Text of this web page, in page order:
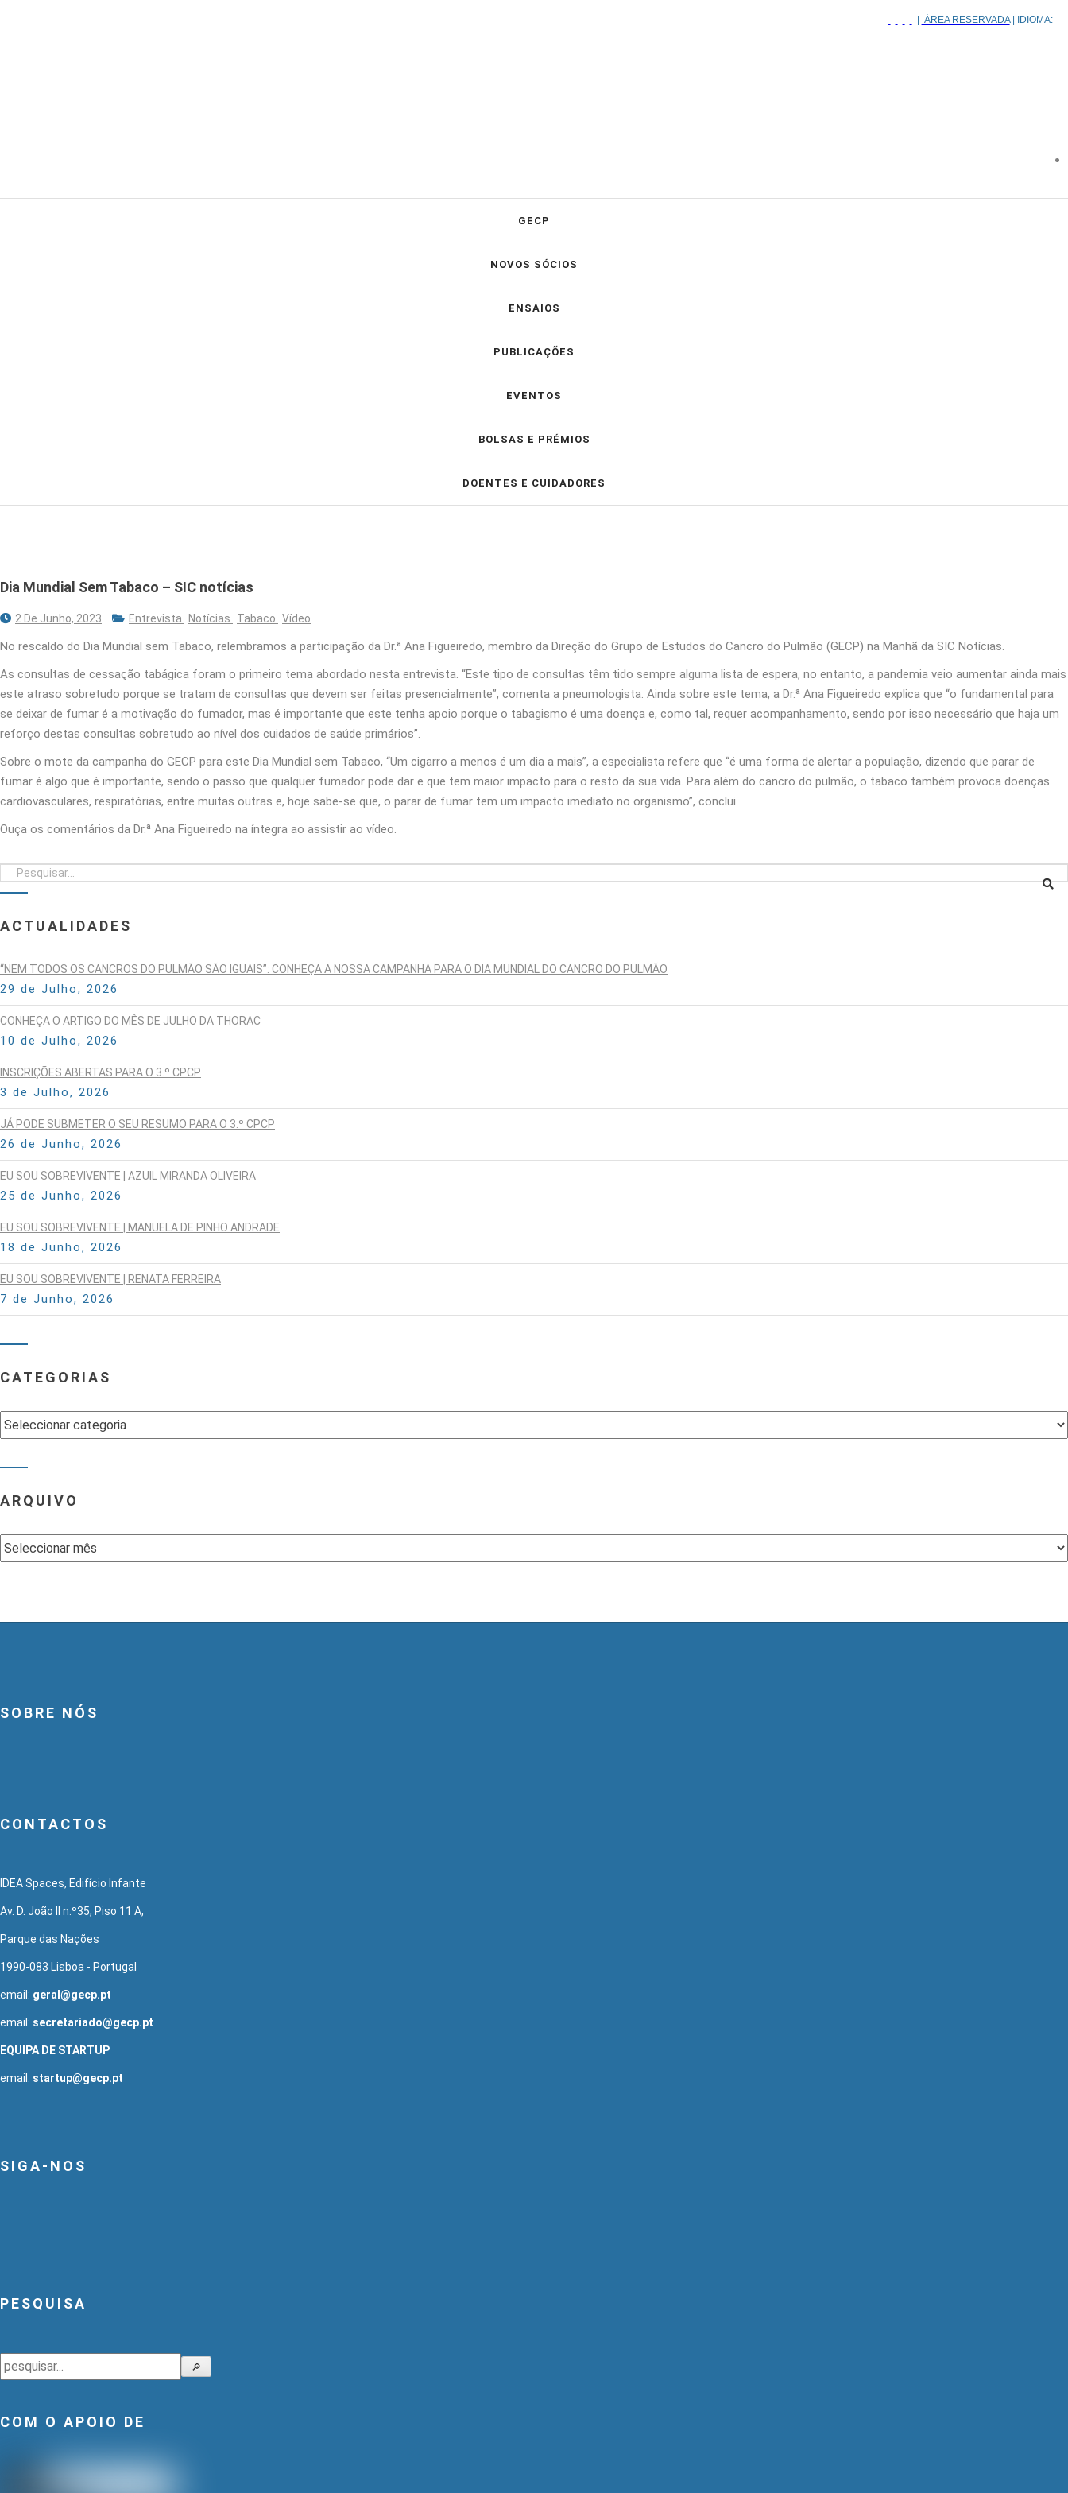
ÁREA RESERVADA| IDIOMA:
GECP
NOVOS SÓCIOS
ENSAIOS
PUBLICAÇÕES
EVENTOS
BOLSAS E PRÉMIOS
DOENTES E CUIDADORES
Dia Mundial Sem Tabaco – SIC notícias
2 De Junho, 2023 Entrevista Notícias Tabaco Vídeo
No rescaldo do Dia Mundial sem Tabaco, relembramos a participação da Dr.ª Ana Figueiredo, membro da Direção do Grupo de Estudos do Cancro do Pulmão (GECP) na Manhã da SIC Notícias.
As consultas de cessação tabágica foram o primeiro tema abordado nesta entrevista. “Este tipo de consultas têm tido sempre alguma lista de espera, no entanto, a pandemia veio aumentar ainda mais
este atraso sobretudo porque se tratam de consultas que devem ser feitas presencialmente”, comenta a pneumologista. Ainda sobre este tema, a Dr.ª Ana Figueiredo explica que “o fundamental para
se deixar de fumar é a motivação do fumador, mas é importante que este tenha apoio porque o tabagismo é uma doença e, como tal, requer acompanhamento, sendo por isso necessário que haja um
reforço destas consultas sobretudo ao nível dos cuidados de saúde primários”.
Sobre o mote da campanha do GECP para este Dia Mundial sem Tabaco, “Um cigarro a menos é um dia a mais”, a especialista refere que “é uma forma de alertar a população, dizendo que parar de
fumar é algo que é importante, sendo o passo que qualquer fumador pode dar e que tem maior impacto para o resto da sua vida. Para além do cancro do pulmão, o tabaco também provoca doenças
cardiovasculares, respiratórias, entre muitas outras e, hoje sabe-se que, o parar de fumar tem um impacto imediato no organismo”, conclui.
Ouça os comentários da Dr.ª Ana Figueiredo na íntegra ao assistir ao vídeo.
ACTUALIDADES
“NEM TODOS OS CANCROS DO PULMÃO SÃO IGUAIS”: CONHEÇA A NOSSA CAMPANHA PARA O DIA MUNDIAL DO CANCRO DO PULMÃO
29 de Julho, 2026
CONHEÇA O ARTIGO DO MÊS DE JULHO DA THORAC
10 de Julho, 2026
INSCRIÇÕES ABERTAS PARA O 3.º CPCP
3 de Julho, 2026
JÁ PODE SUBMETER O SEU RESUMO PARA O 3.º CPCP
26 de Junho, 2026
EU SOU SOBREVIVENTE | AZUIL MIRANDA OLIVEIRA
25 de Junho, 2026
EU SOU SOBREVIVENTE | MANUELA DE PINHO ANDRADE
18 de Junho, 2026
EU SOU SOBREVIVENTE | RENATA FERREIRA
7 de Junho, 2026
CATEGORIAS
Categorias
ARQUIVO
Arquivo
SOBRE NÓS
CONTACTOS
IDEA Spaces, Edifício Infante
Av. D. João II n.º35, Piso 11 A,
Parque das Nações
1990-083 Lisboa - Portugal
email: geral@gecp.pt
email: secretariado@gecp.pt
EQUIPA DE STARTUP
email: startup@gecp.pt
SIGA-NOS
PESQUISA
Pesquisar 🔎
COM O APOIO DE